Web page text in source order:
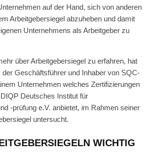
auf der Hand, sich von anderen
Arbeitgebersiegel abzuheben und damit
Unternehmens als Arbeitgeber zu
über Arbeitgebersiegel zu erfahren, hat
Geschäftsführer und Inhaber von SQC-
Unternehmen welches Zertifizierungen
Deutsches Institut für
-prüfung e.V. anbietet, im Rahmen seiner
untersucht.
WICHTIG